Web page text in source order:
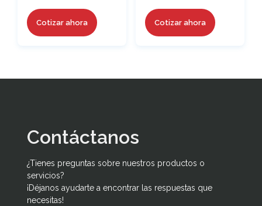
Cotizar ahora Cotizar ahora
Contáctanos
¿Tienes preguntas sobre nuestros productos o
servicios?
¡Déjanos ayudarte a encontrar las respuestas que
necesitas!